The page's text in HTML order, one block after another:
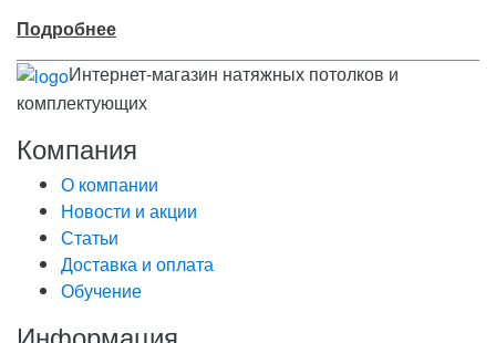
Подробнее
Интернет-магазин натяжных потолков и
комплектующих
Компания
О компании
Новости и акции
Статьи
Доставка и оплата
Обучение